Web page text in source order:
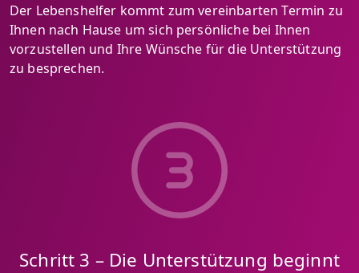
Der Lebenshelfer kommt zum vereinbarten Termin zu
Ihnen nach Hause um sich persönliche bei Ihnen
vorzustellen und Ihre Wünsche für die Unterstützung
zu besprechen.
Schritt 3 – Die Unterstützung beginnt